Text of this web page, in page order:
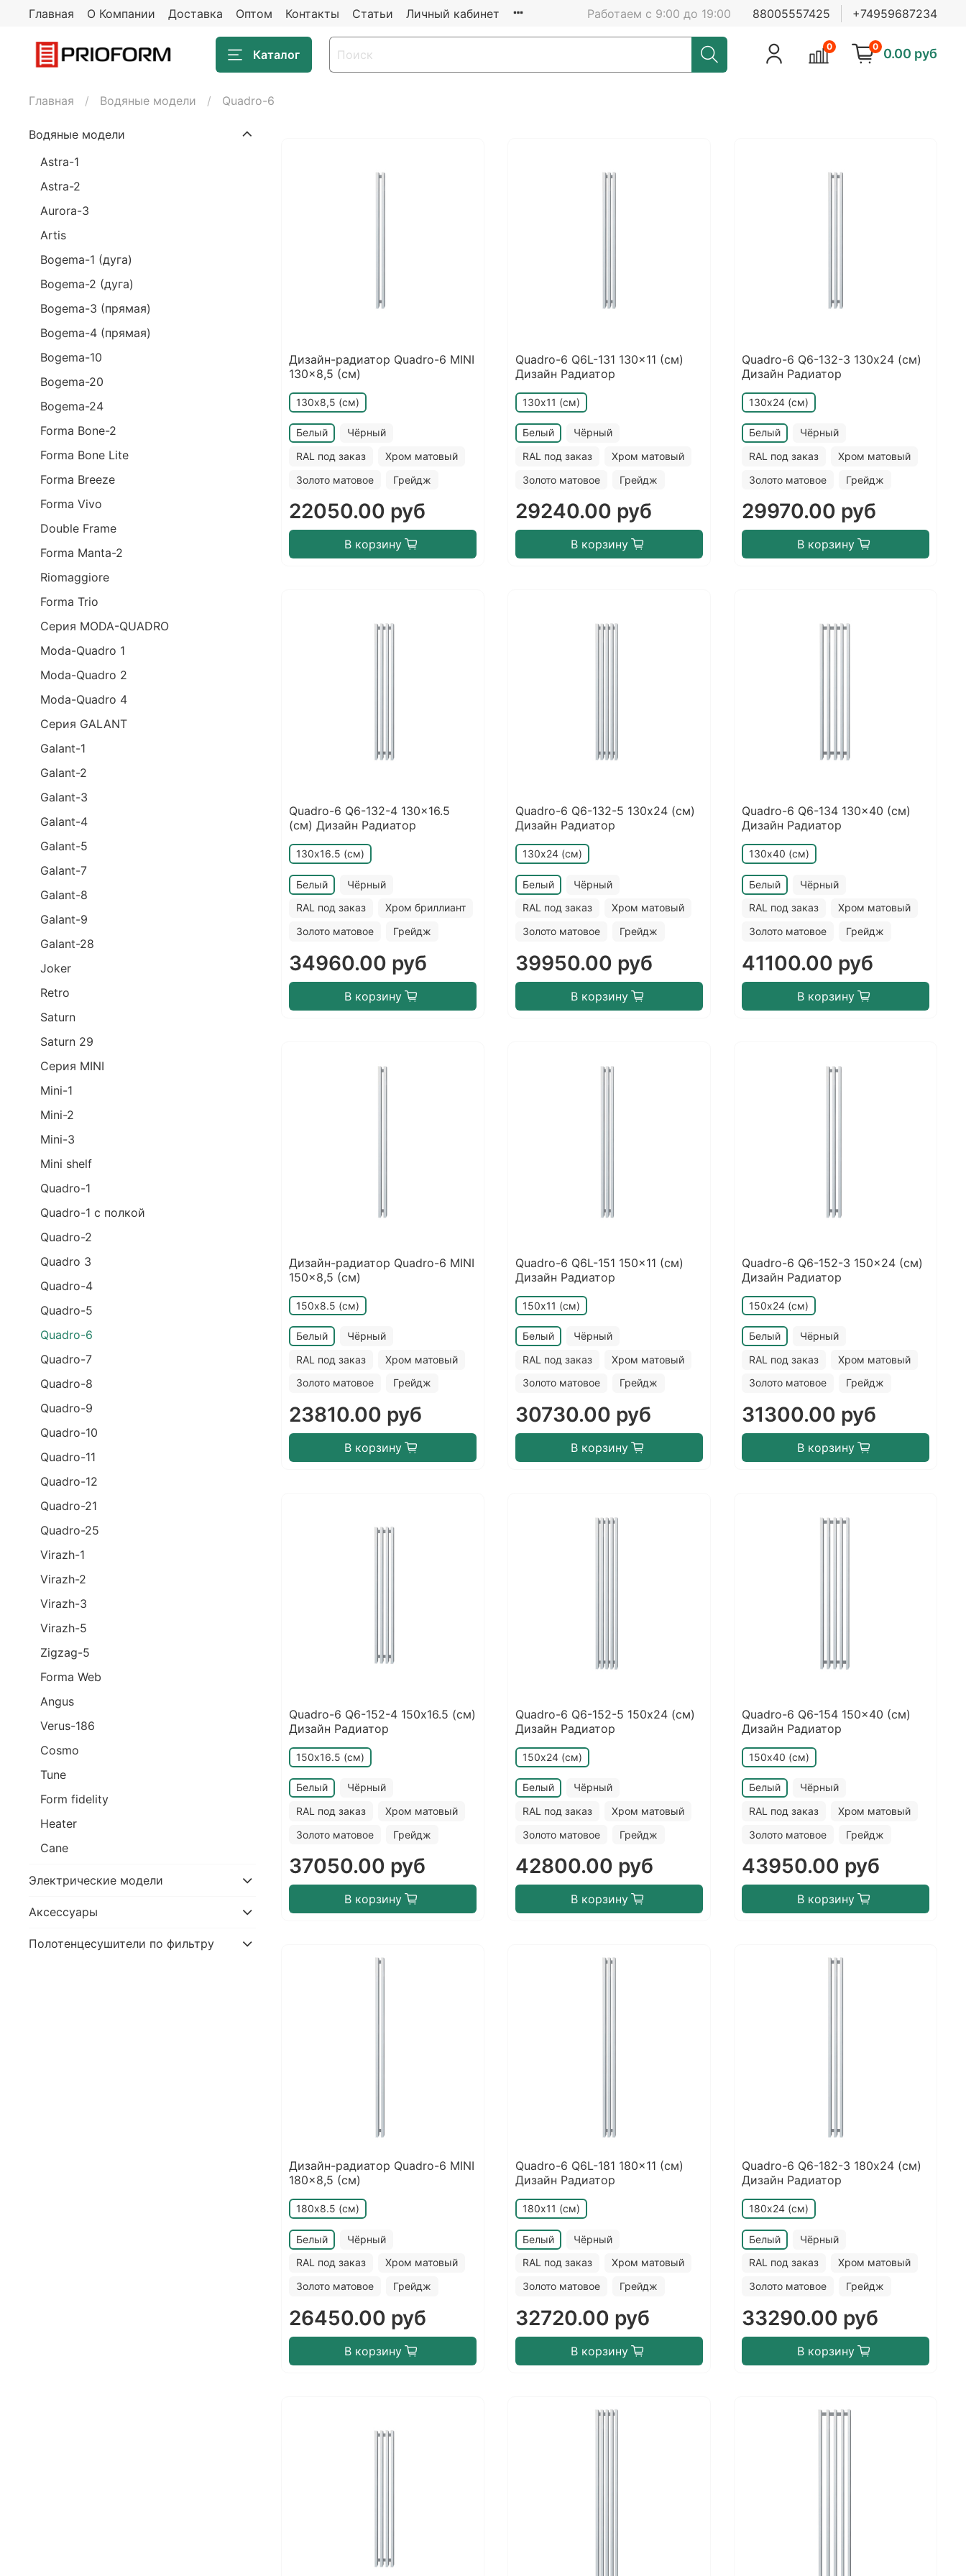
Главная О Компании Доставка Оптом Контакты Статьи Личный кабинет Работаем с 9:00 до 19:00 88005557425 +74959687234
Каталог
0 0 0.00 руб
Главная Водяные модели Quadro-6
Дизайн-радиатор Quadro-6 MINI
130x8,5 (см)
130х8,5 (см)
Белый
Чёрный
RAL под заказ
Хром матовый
Золото матовое
Грейдж
22050.00 руб
В корзину
Quadro-6 Q6L-131 130x11 (см)
Дизайн Радиатор
130х11 (см)
Белый
Чёрный
RAL под заказ
Хром матовый
Золото матовое
Грейдж
29240.00 руб
В корзину
Quadro-6 Q6-132-3 130х24 (см)
Дизайн Радиатор
130х24 (см)
Белый
Чёрный
RAL под заказ
Хром матовый
Золото матовое
Грейдж
29970.00 руб
В корзину
Quadro-6 Q6-132-4 130x16.5
(см) Дизайн Радиатор
130х16.5 (см)
Белый
Чёрный
RAL под заказ
Хром бриллиант
Золото матовое
Грейдж
34960.00 руб
В корзину
Quadro-6 Q6-132-5 130х24 (см)
Дизайн Радиатор
130х24 (см)
Белый
Чёрный
RAL под заказ
Хром матовый
Золото матовое
Грейдж
39950.00 руб
В корзину
Quadro-6 Q6-134 130x40 (см)
Дизайн Радиатор
130х40 (см)
Белый
Чёрный
RAL под заказ
Хром матовый
Золото матовое
Грейдж
41100.00 руб
В корзину
Дизайн-радиатор Quadro-6 MINI
150x8,5 (см)
150х8.5 (см)
Белый
Чёрный
RAL под заказ
Хром матовый
Золото матовое
Грейдж
23810.00 руб
В корзину
Quadro-6 Q6L-151 150x11 (см)
Дизайн Радиатор
150х11 (см)
Белый
Чёрный
RAL под заказ
Хром матовый
Золото матовое
Грейдж
30730.00 руб
В корзину
Quadro-6 Q6-152-3 150x24 (см)
Дизайн Радиатор
150х24 (см)
Белый
Чёрный
RAL под заказ
Хром матовый
Золото матовое
Грейдж
31300.00 руб
В корзину
Quadro-6 Q6-152-4 150х16.5 (см)
Дизайн Радиатор
150х16.5 (см)
Белый
Чёрный
RAL под заказ
Хром матовый
Золото матовое
Грейдж
37050.00 руб
В корзину
Quadro-6 Q6-152-5 150х24 (см)
Дизайн Радиатор
150х24 (см)
Белый
Чёрный
RAL под заказ
Хром матовый
Золото матовое
Грейдж
42800.00 руб
В корзину
Quadro-6 Q6-154 150x40 (см)
Дизайн Радиатор
150х40 (см)
Белый
Чёрный
RAL под заказ
Хром матовый
Золото матовое
Грейдж
43950.00 руб
В корзину
Дизайн-радиатор Quadro-6 MINI
180x8,5 (см)
180х8.5 (см)
Белый
Чёрный
RAL под заказ
Хром матовый
Золото матовое
Грейдж
26450.00 руб
В корзину
Quadro-6 Q6L-181 180x11 (см)
Дизайн Радиатор
180х11 (см)
Белый
Чёрный
RAL под заказ
Хром матовый
Золото матовое
Грейдж
32720.00 руб
В корзину
Quadro-6 Q6-182-3 180х24 (см)
Дизайн Радиатор
180х24 (см)
Белый
Чёрный
RAL под заказ
Хром матовый
Золото матовое
Грейдж
33290.00 руб
В корзину
Водяные модели
Astra-1
Astra-2
Aurora-3
Artis
Bogema-1 (дуга)
Bogema-2 (дуга)
Bogema-3 (прямая)
Bogema-4 (прямая)
Bogema-10
Bogema-20
Bogema-24
Forma Bone-2
Forma Bone Lite
Forma Breeze
Forma Vivo
Double Frame
Forma Manta-2
Riomaggiore
Forma Trio
Серия MODA-QUADRO
Moda-Quadro 1
Moda-Quadro 2
Moda-Quadro 4
Серия GALANT
Galant-1
Galant-2
Galant-3
Galant-4
Galant-5
Galant-7
Galant-8
Galant-9
Galant-28
Joker
Retro
Saturn
Saturn 29
Серия MINI
Mini-1
Mini-2
Mini-3
Mini shelf
Quadro-1
Quadro-1 с полкой
Quadro-2
Quadro 3
Quadro-4
Quadro-5
Quadro-6
Quadro-7
Quadro-8
Quadro-9
Quadro-10
Quadro-11
Quadro-12
Quadro-21
Quadro-25
Virazh-1
Virazh-2
Virazh-3
Virazh-5
Zigzag-5
Forma Web
Angus
Verus-186
Cosmo
Tune
Form fidelity
Heater
Cane
Электрические модели
Аксессуары
Полотенцесушители по фильтру